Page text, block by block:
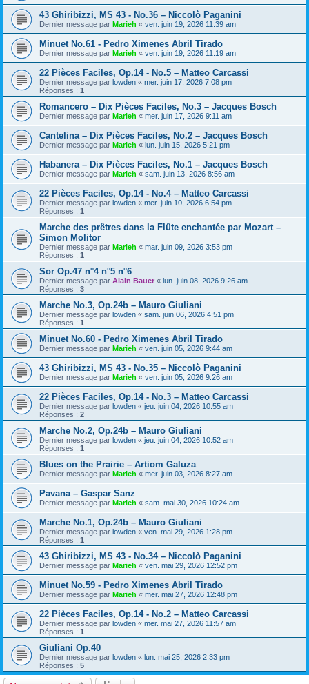
43 Ghiribizzi, MS 43 - No.36 – Niccolò Paganini
Dernier message par Marieh « ven. juin 19, 2026 11:39 am
Minuet No.61 - Pedro Ximenes Abril Tirado
Dernier message par Marieh « ven. juin 19, 2026 11:19 am
22 Pièces Faciles, Op.14 - No.5 – Matteo Carcassi
Dernier message par lowden « mer. juin 17, 2026 7:08 pm
Réponses : 1
Romancero – Dix Pièces Faciles, No.3 – Jacques Bosch
Dernier message par Marieh « mer. juin 17, 2026 9:11 am
Cantelina – Dix Pièces Faciles, No.2 – Jacques Bosch
Dernier message par Marieh « lun. juin 15, 2026 5:21 pm
Habanera – Dix Pièces Faciles, No.1 – Jacques Bosch
Dernier message par Marieh « sam. juin 13, 2026 8:56 am
22 Pièces Faciles, Op.14 - No.4 – Matteo Carcassi
Dernier message par lowden « mer. juin 10, 2026 6:54 pm
Réponses : 1
Marche des prêtres dans la Flûte enchantée par Mozart –
Simon Molitor
Dernier message par Marieh « mar. juin 09, 2026 3:53 pm
Réponses : 1
Sor Op.47 n°4 n°5 n°6
Dernier message par Alain Bauer « lun. juin 08, 2026 9:26 am
Réponses : 3
Marche No.3, Op.24b – Mauro Giuliani
Dernier message par lowden « sam. juin 06, 2026 4:51 pm
Réponses : 1
Minuet No.60 - Pedro Ximenes Abril Tirado
Dernier message par Marieh « ven. juin 05, 2026 9:44 am
43 Ghiribizzi, MS 43 - No.35 – Niccolò Paganini
Dernier message par Marieh « ven. juin 05, 2026 9:26 am
22 Pièces Faciles, Op.14 - No.3 – Matteo Carcassi
Dernier message par lowden « jeu. juin 04, 2026 10:55 am
Réponses : 2
Marche No.2, Op.24b – Mauro Giuliani
Dernier message par lowden « jeu. juin 04, 2026 10:52 am
Réponses : 1
Blues on the Prairie – Artiom Galuza
Dernier message par Marieh « mer. juin 03, 2026 8:27 am
Pavana – Gaspar Sanz
Dernier message par Marieh « sam. mai 30, 2026 10:24 am
Marche No.1, Op.24b – Mauro Giuliani
Dernier message par lowden « ven. mai 29, 2026 1:28 pm
Réponses : 1
43 Ghiribizzi, MS 43 - No.34 – Niccolò Paganini
Dernier message par Marieh « ven. mai 29, 2026 12:52 pm
Minuet No.59 - Pedro Ximenes Abril Tirado
Dernier message par Marieh « mer. mai 27, 2026 12:48 pm
22 Pièces Faciles, Op.14 - No.2 – Matteo Carcassi
Dernier message par lowden « mer. mai 27, 2026 11:57 am
Réponses : 1
Giuliani Op.40
Dernier message par lowden « lun. mai 25, 2026 2:33 pm
Réponses : 5